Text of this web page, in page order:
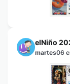
elNiño
martes06